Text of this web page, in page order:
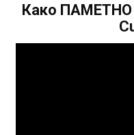
Како ПАМЕТНО